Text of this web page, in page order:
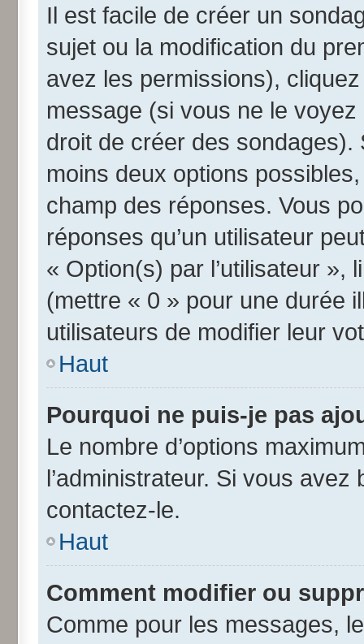
Il est facile de créer un
sujet ou la modification du
avez les permissions),
message (si vous ne le
droit de créer des
moins deux options
champ des réponses. Vous
réponses qu’un utilisateur
« Option(s) par l’utilisateur »,
(mettre « 0 » pour une durée
utilisateurs de modifier leur
Haut
Pourquoi ne puis-je pas
Le nombre d’options
l’administrateur. Si vous avez
contactez-le.
Haut
Comment modifier ou
Comme pour les messages,